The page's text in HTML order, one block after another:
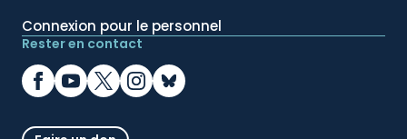
Connexion pour le personnel
Rester en contact